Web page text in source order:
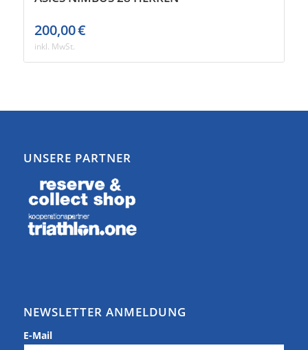
200,00€
inkl. MwSt.
UNSERE PARTNER
NEWSLETTER ANMELDUNG
E-Mail